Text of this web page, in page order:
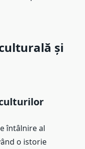
și
întâlnire al
o istorie